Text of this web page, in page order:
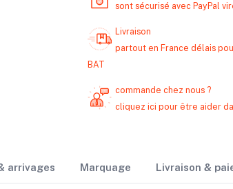
sont sécurisé avec PayPal
Livraison
partout en France délais
BAT
commande chez nous ?
cliquez ici pour être aider
arrivages Marquage Livraison &